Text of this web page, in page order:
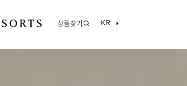
상품찾기